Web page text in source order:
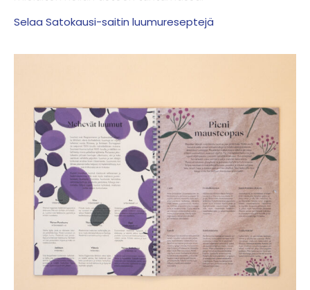
Selaa Satokausi-saitin luumureseptejä